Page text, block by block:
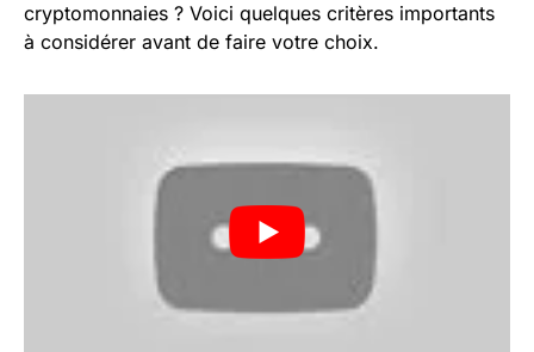
cryptomonnaies ? Voici quelques critères importants
à considérer avant de faire votre choix.